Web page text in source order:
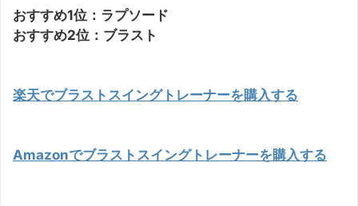
おすすめ1位：ラプソード
おすすめ2位：ブラスト
楽天でブラストスイングトレーナーを購入する
Amazonでブラストスイングトレーナーを購入する